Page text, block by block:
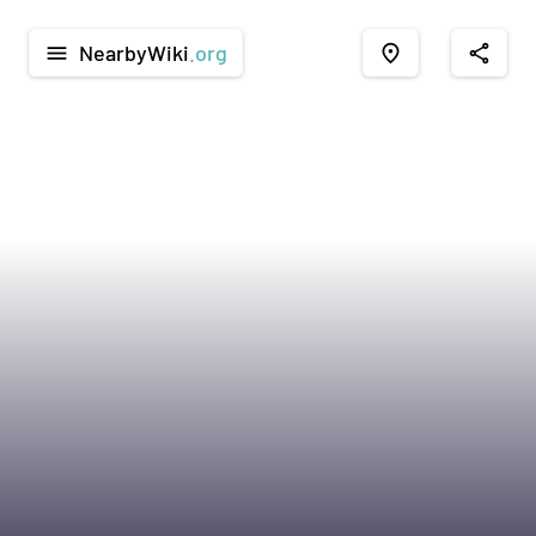
menu NearbyWiki .org place share